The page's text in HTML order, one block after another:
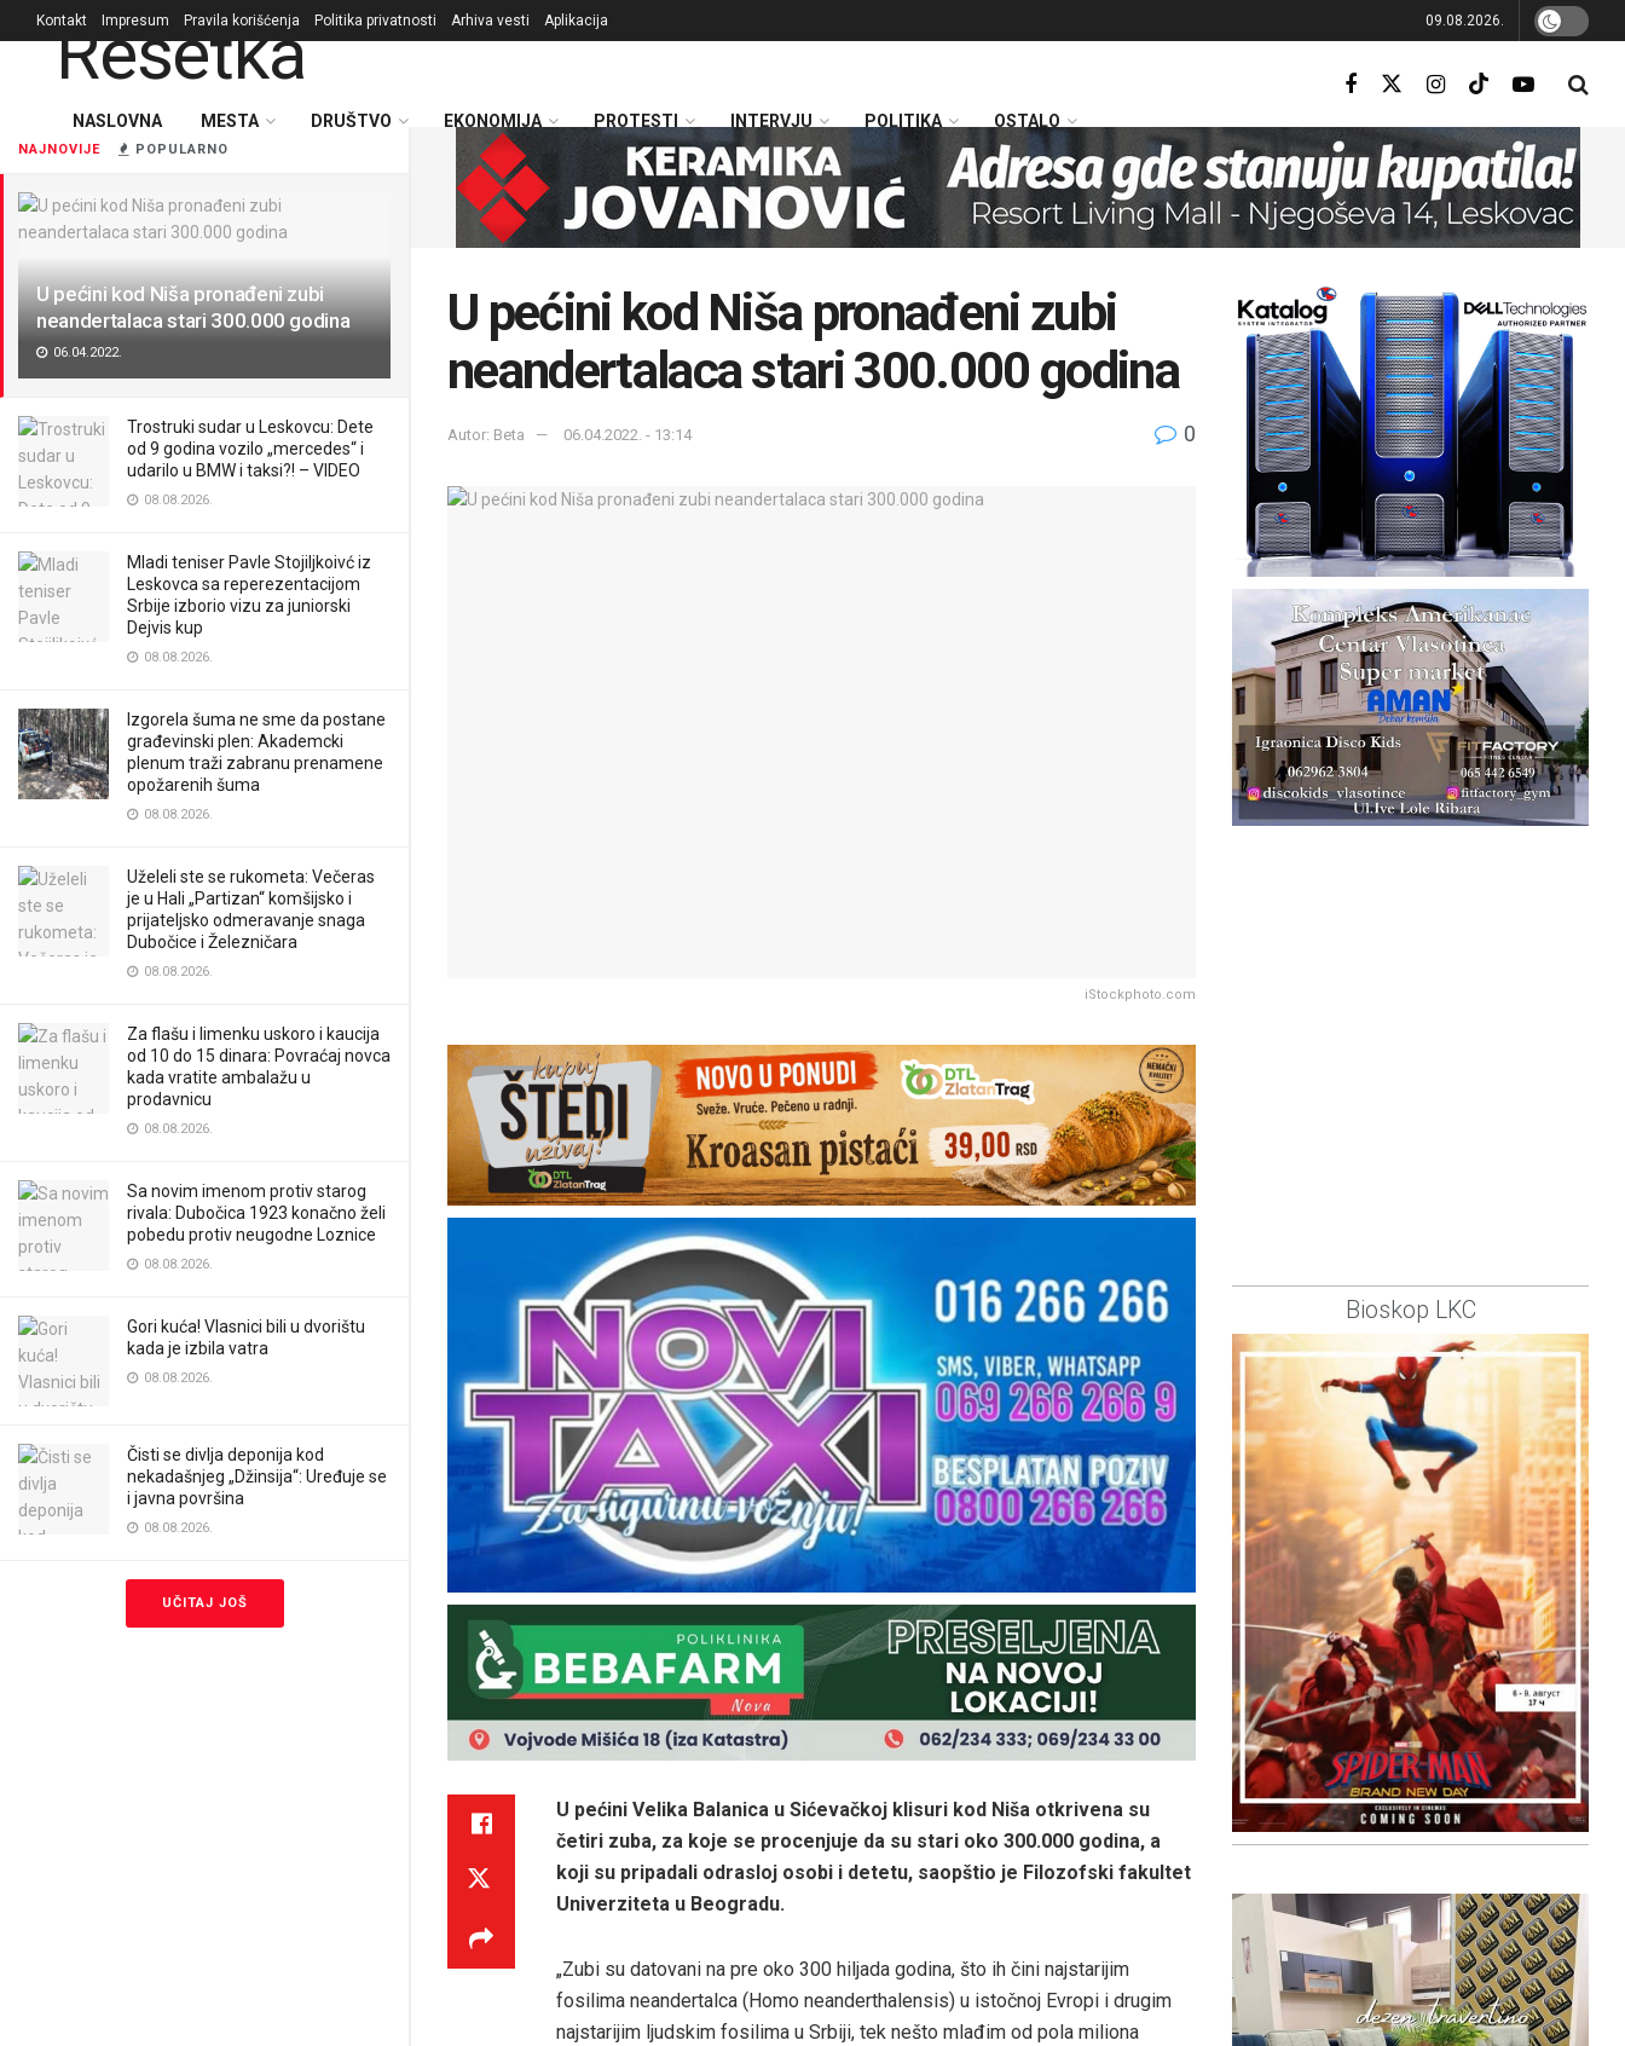
NAJNOVIJE POPULARNO
U pećini kod Niša pronađeni zubi
neandertalaca stari 300.000 godina
06.04.2022.
Trostruki sudar u Leskovcu: Dete
od 9 godina vozilo „mercedes“ i
udarilo u BMW i taksi?! – VIDEO
08.08.2026.
Mladi teniser Pavle Stojiljkoivć iz
Leskovca sa reperezentacijom
Srbije izborio vizu za juniorski
Dejvis kup
08.08.2026.
Izgorela šuma ne sme da postane
građevinski plen: Akademcki
plenum traži zabranu prenamene
opožarenih šuma
08.08.2026.
Uželeli ste se rukometa: Večeras
je u Hali „Partizan“ komšijsko i
prijateljsko odmeravanje snaga
Dubočice i Železničara
08.08.2026.
Za flašu i limenku uskoro i kaucija
od 10 do 15 dinara: Povraćaj novca
kada vratite ambalažu u
prodavnicu
08.08.2026.
Sa novim imenom protiv starog
rivala: Dubočica 1923 konačno želi
pobedu protiv neugodne Loznice
08.08.2026.
Gori kuća! Vlasnici bili u dvorištu
kada je izbila vatra
08.08.2026.
Čisti se divlja deponija kod
nekadašnjeg „Džinsija“: Uređuje se
i javna površina
08.08.2026.
UČITAJ JOŠ
Kontakt Impresum Pravila korišćenja Politika privatnosti Arhiva vesti Aplikacija 09.08.2026.
NASLOVNA MESTA DRUŠTVO EKONOMIJA PROTESTI INTERVJU POLITIKA OSTALO
U pećini kod Niša pronađeni zubi
neandertalaca stari 300.000 godina
Autor: Beta 06.04.2022. - 13:14 0
iStockphoto.com
U pećini Velika Balanica u Sićevačkoj klisuri kod Niša otkrivena su
četiri zuba, za koje se procenjuje da su stari oko 300.000 godina, a
koji su pripadali odrasloj osobi i detetu, saopštio je Filozofski fakultet
Univerziteta u Beogradu.
„Zubi su datovani na pre oko 300 hiljada godina, što ih čini najstarijim
fosilima neandertalca (Homo neanderthalensis) u istočnoj Evropi i drugim
najstarijim ljudskim fosilima u Srbiji, tek nešto mlađim od pola miliona
Bioskop LKC